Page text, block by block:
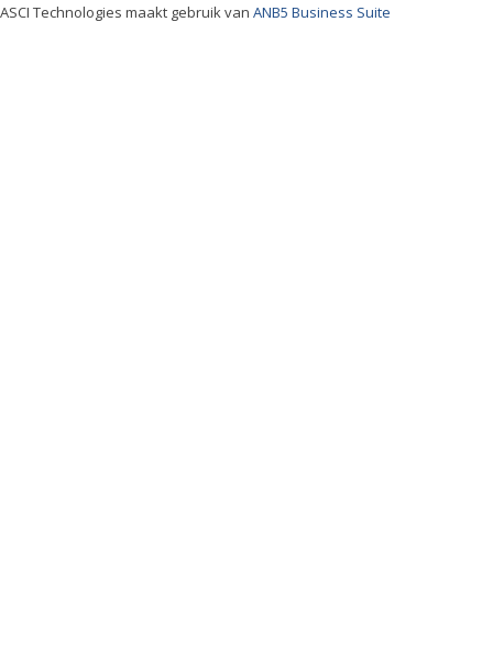
ASCI Technologies maakt gebruik van ANB5 Business Suite